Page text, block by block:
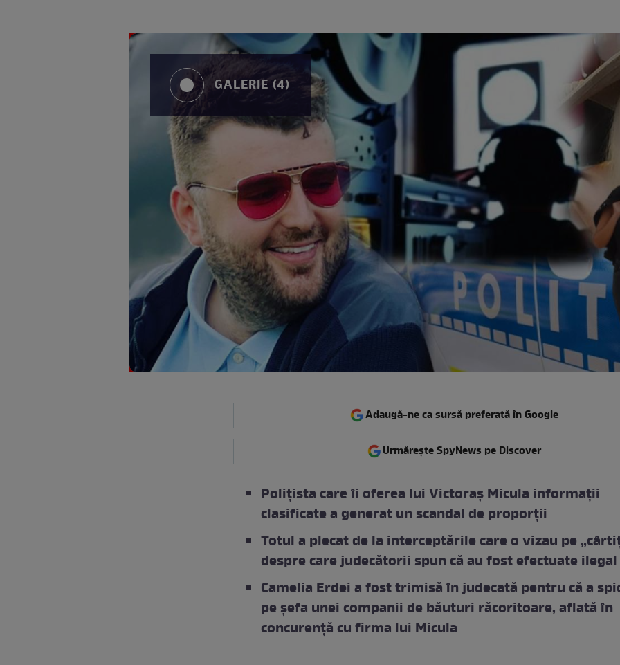
GALERIE (4)
Adaugă-ne ca sursă preferată în Google
Urmărește SpyNews pe Discover
Polițista care îi oferea lui Victoraș Micula informații
clasificate a generat un scandal de proporții
Totul a plecat de la interceptările care o vizau pe
despre care judecătorii spun că au fost efectuate ilegal
Camelia Erdei a fost trimisă în judecată pentru că a
pe șefa unei companii de băuturi răcoritoare, aflată în
concurență cu firma lui Micula